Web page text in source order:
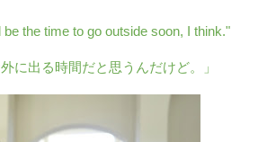
the time to go outside soon, I think."
に出る時間だと思うんだけど。」